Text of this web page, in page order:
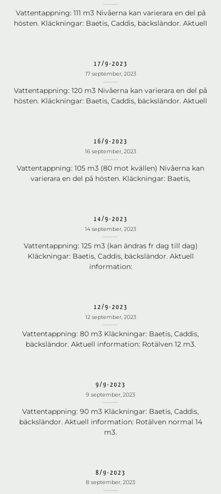
Vattentappning: 111 m3 Nivåerna kan varierara en del på
hösten. Kläckningar: Baetis, Caddis, bäcksländor. Aktuell
17/9-2023
17 september, 2023
Vattentappning: 120 m3 Nivåerna kan varierara en del på
hösten. Kläckningar: Baetis, Caddis, bäcksländor. Aktuell
16/9-2023
16 september, 2023
Vattentappning: 105 m3 (80 mot kvällen) Nivåerna kan
varierara en del på hösten. Kläckningar: Baetis,
14/9-2023
14 september, 2023
Vattentappning: 125 m3 (kan ändras fr dag till dag)
Kläckningar: Baetis, Caddis, bäcksländor. Aktuell
information:
12/9-2023
12 september, 2023
Vattentappning: 80 m3 Kläckningar: Baetis, Caddis,
bäcksländor. Aktuell information: Rotälven 12 m3.
9/9-2023
9 september, 2023
Vattentappning: 90 m3 Kläckningar: Baetis, Caddis,
bäcksländor. Aktuell information: Rotälven normal 14
m3.
8/9-2023
8 september, 2023